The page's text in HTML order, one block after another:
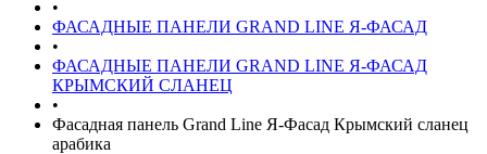
•
ФАСАДНЫЕ ПАНЕЛИ GRAND LINE Я-ФАСАД
•
ФАСАДНЫЕ ПАНЕЛИ GRAND LINE Я-ФАСАД
КРЫМСКИЙ СЛАНЕЦ
•
Фасадная панель Grand Line Я-Фасад Крымский сланец
арабика